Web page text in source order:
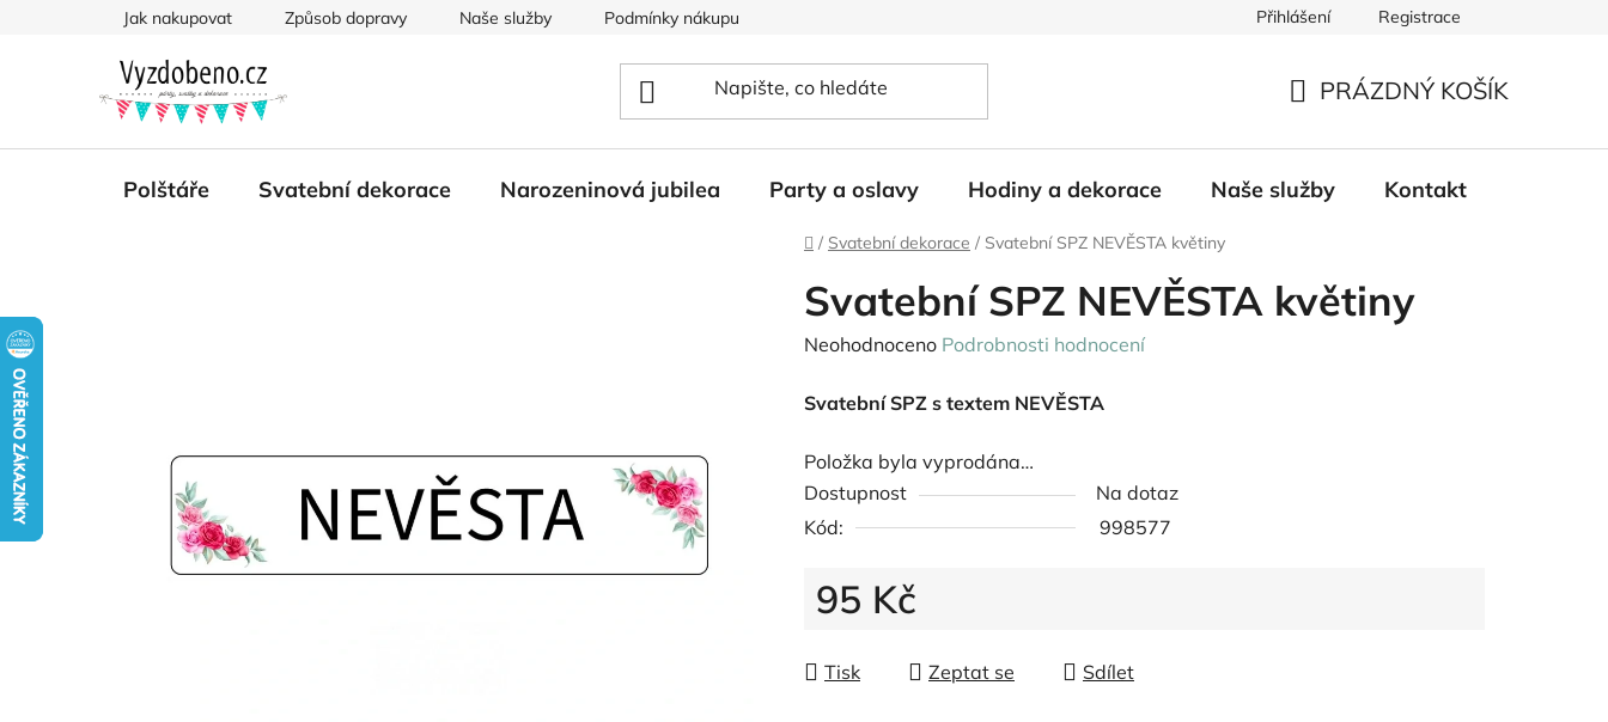
Jak nakupovat Způsob dopravy Naše služby Podmínky nákupu Přihlášení Registrace
KOŠÍK
PRÁZDNÝ KOŠÍK
Polštáře Svatební dekorace Narozeninová jubilea Party a oslavy Hodiny a dekorace Naše služby Kontakt
Domů
/ Svatební dekorace / Svatební SPZ NEVĚSTA květiny
Svatební SPZ NEVĚSTA květiny
Průměrné
produktu
0,0
z
5
Neohodnoceno Podrobnosti hodnocení
Svatební SPZ s textem NEVĚSTA
Položka byla vyprodána…
Dostupnost
Na dotaz
Kód:
998577
95 Kč
Tisk
Zeptat se Sdílet